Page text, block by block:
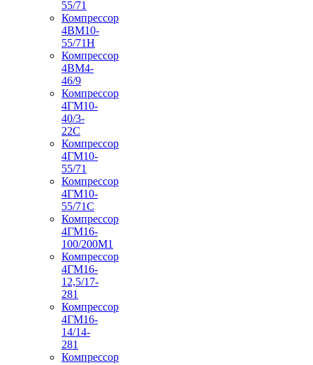
55/71
Компрессор
4ВМ10-
55/71Н
Компрессор
4ВМ4-
46/9
Компрессор
4ГМ10-
40/3-
22С
Компрессор
4ГМ10-
55/71
Компрессор
4ГМ10-
55/71С
Компрессор
4ГМ16-
100/200М1
Компрессор
4ГМ16-
12,5/17-
281
Компрессор
4ГМ16-
14/14-
281
Компрессор